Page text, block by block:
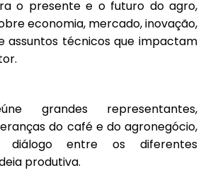
o presente e o futuro do agro,
economia, mercado, inovação,
assuntos técnicos que impactam
grandes representantes,
do café e do agronegócio,
diálogo entre os diferentes
produtiva.